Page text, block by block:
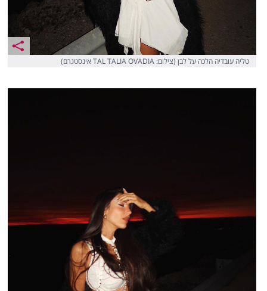
טליה עובדיה הלכה על לבן (צילום: TAL TALIA OVADIA אינסטגרם)